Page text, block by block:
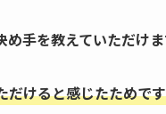
手を教えていただけま
だけると感じたためです